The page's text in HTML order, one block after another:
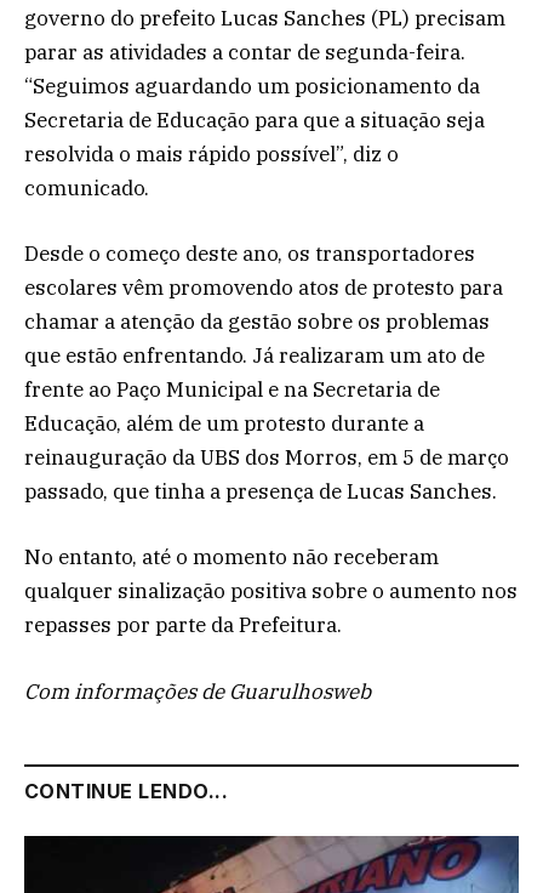
governo do prefeito Lucas Sanches (PL) precisam
parar as atividades a contar de segunda-feira.
“Seguimos aguardando um posicionamento da
Secretaria de Educação para que a situação seja
resolvida o mais rápido possível”, diz o
comunicado.
Desde o começo deste ano, os transportadores
escolares vêm promovendo atos de protesto para
chamar a atenção da gestão sobre os problemas
que estão enfrentando. Já realizaram um ato de
frente ao Paço Municipal e na Secretaria de
Educação, além de um protesto durante a
reinauguração da UBS dos Morros, em 5 de março
passado, que tinha a presença de Lucas Sanches.
No entanto, até o momento não receberam
qualquer sinalização positiva sobre o aumento nos
repasses por parte da Prefeitura.
Com informações de Guarulhosweb
CONTINUE LENDO...